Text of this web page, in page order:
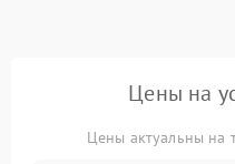
Цены на
Цены актуальны на